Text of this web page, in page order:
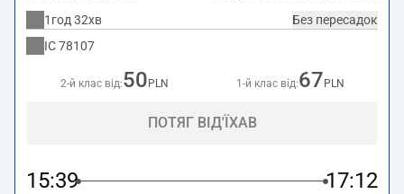
Без пересадок
1год 32хв
IC78107
2-й клас від:50 PLN 1-й клас від:67 PLN
ПОТЯГ ВІД'ЇХАВ
15:39 17:12